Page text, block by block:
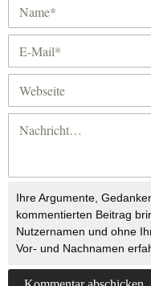
Ihre Argumente,
kommentierten Beitrag
Nutzernamen und ohne
Vor- und Nachnamen